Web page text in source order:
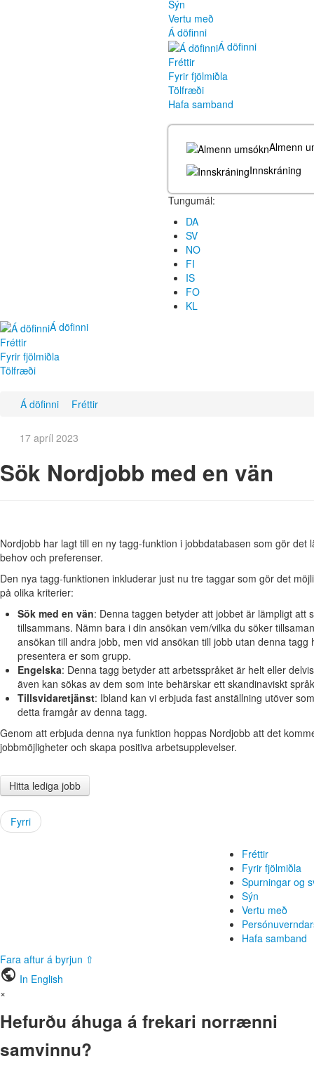
Sýn
Vertu með
Á döfinni
Á döfinni
Fréttir
Fyrir fjölmiðla
Tölfræði
Hafa samband
Almenn
Innskráning
Tungumál:
DA
SV
NO
FI
IS
FO
KL
Á döfinni
Fréttir
Fyrir fjölmiðla
Tölfræði
Á döfinni Fréttir
17 apríl 2023
Sök Nordjobb med en vän
Nordjobb har lagt till en ny tagg-funktion i jobbdatabasen som gör det
behov och preferenser.
Den nya tagg-funktionen inkluderar just nu tre taggar som gör det
på olika kriterier:
Sök med en vän: Denna taggen betyder att jobbet är lämpligt att
tillsammans. Nämn bara i din ansökan vem/vilka du söker
ansökan till andra jobb, men vid ansökan till jobb utan denna
presentera er som grupp.
Engelska: Denna tagg betyder att arbetsspråket är helt eller
även kan sökas av dem som inte behärskar ett skandinaviskt
Tillsvidaretjänst: Ibland kan vi erbjuda fast anställning utöver
detta framgår av denna tagg.
Genom att erbjuda denna nya funktion hoppas Nordjobb att det
jobbmöjligheter och skapa positiva arbetsupplevelser.
Hitta lediga jobb
Fyrri
Fréttir
Fyrir fjölmiðla
Spurningar og
Sýn
Vertu með
Hafa samband
Fara aftur á byrjun ⇧
public In English
×
Hefurðu áhuga á frekari norrænni
samvinnu?